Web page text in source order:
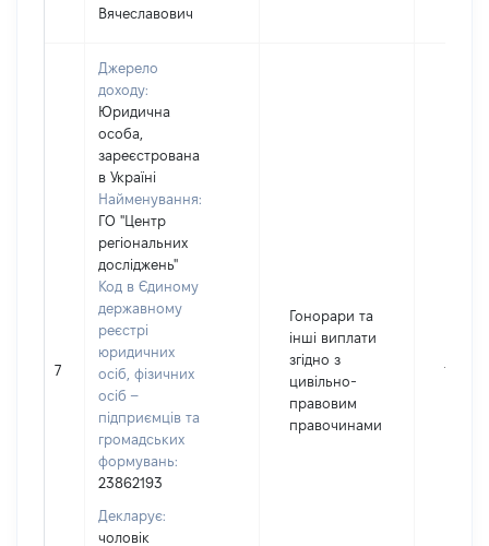
Вячеславович
7
Джерело
доходу:
Юридична
особа,
зареєстрована
в Україні
Найменування:
ГО "Центр
регіональних
досліджень"
Код в Єдиному
державному
реєстрі
юридичних
осіб, фізичних
осіб –
підприємців та
громадських
формувань:
23862193
Декларує:
чоловік
Гонорари та
інші виплати
згідно з
цивільно-
правовим
правочинами
10200